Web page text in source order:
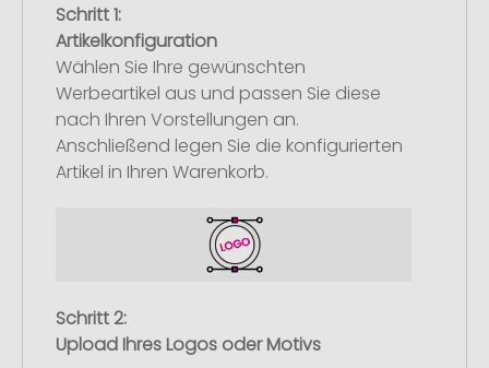
Schritt 1:
Artikelkonfiguration
Wählen Sie Ihre gewünschten
Werbeartikel aus und passen Sie diese
nach Ihren Vorstellungen an.
Anschließend legen Sie die konfigurierten
Artikel in Ihren Warenkorb.
Schritt 2:
Upload Ihres Logos oder Motivs